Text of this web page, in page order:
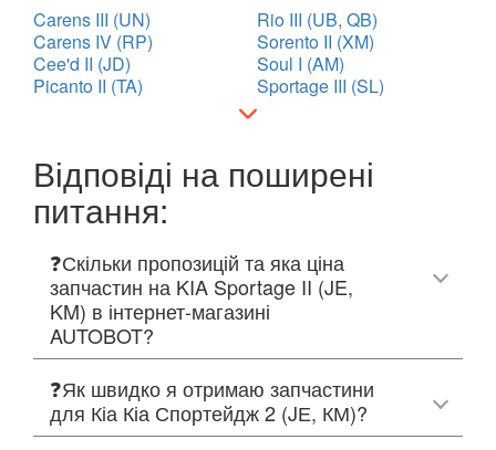
Carens III (UN)
Carens IV (RP)
Cee'd II (JD)
Picanto II (TA)
Rio III (UB, QB)
Sorento II (XM)
Soul I (AM)
Sportage III (SL)
Відповіді на поширені
питання:
❓Скільки пропозицій та яка ціна
запчастин на KIA Sportage II (JE,
KM) в інтернет-магазині
AUTOBOT?
❓Як швидко я отримаю запчастини
для Кіа Кіа Спортейдж 2 (JЕ, КМ)?